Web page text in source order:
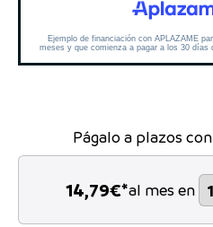
Págalo a plazos con
14,79€*al mes en